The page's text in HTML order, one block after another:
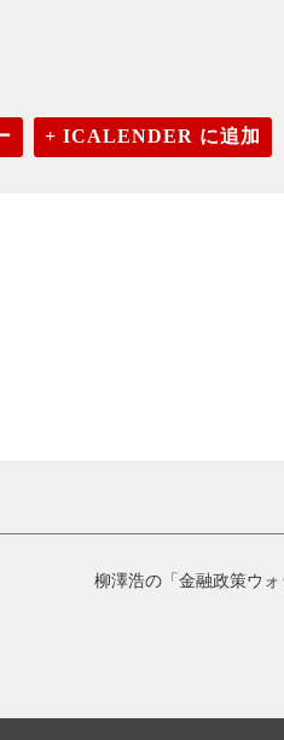
+ ICALENDER に追加
〜方向感を見極
柳澤浩の「金融政策ウォ